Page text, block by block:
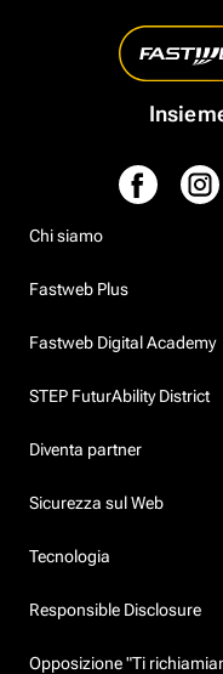
Chi siamo
Fastweb Plus
Fastweb Digital Academy
STEP FuturAbility District
Diventa partner
Sicurezza sul Web
Tecnologia
Responsible Disclosure
Opposizione "Ti